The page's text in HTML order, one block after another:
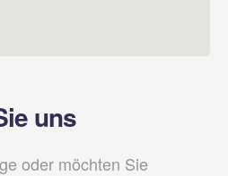
uns
oder möchten Sie